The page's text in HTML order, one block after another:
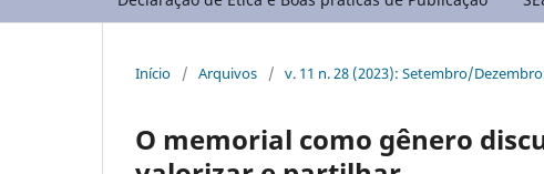
Início / Arquivos / v. 11 n. 28 (2023): Setembro/
O memorial como gênero